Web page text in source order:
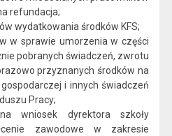
refundacja;
wydatkowania środków KFS;
w sprawie umorzenia w części
pobranych świadczeń, zwrotu
przyznanych środków na
i innych świadczeń
Pracy;
wniosek dyrektora szkoły
zawodowe w zakresie